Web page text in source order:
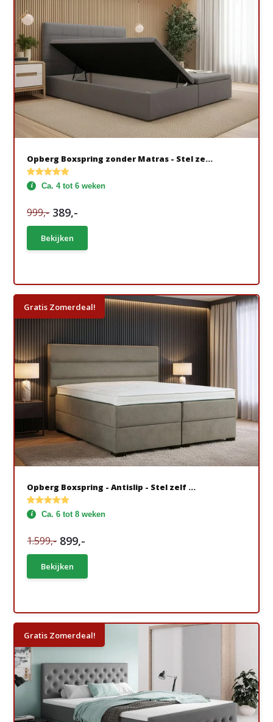
Opberg Boxspring zonder Matras - Stel ze...
Ca. 4 tot 6 weken
999,- 389,-
Bekijken
Gratis Zomerdeal!
Opberg Boxspring - Antislip - Stel zelf ...
Ca. 6 tot 8 weken
1.599,- 899,-
Bekijken
Gratis Zomerdeal!